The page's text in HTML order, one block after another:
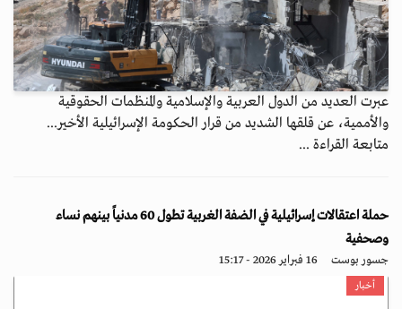
عبرت العديد من الدول العربية والإسلامية والمنظمات الحقوقية
والأممية، عن قلقها الشديد من قرار الحكومة الإسرائيلية الأخير...
متابعة القراءة ...
حملة اعتقالات إسرائيلية في الضفة الغربية تطول 60 مدنياً بينهم نساء
وصحفية
جسور بوست 16 فبراير 2026 - 15:17
أخبار